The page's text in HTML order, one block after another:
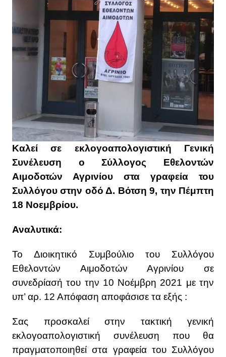
Καλεί σε εκλογοαπολογιστική Γενική
Συνέλευση ο Σύλλογος Εθελοντών
Αιμοδοτών Αγρινίου στα γραφεία του
Συλλόγου στην οδό Δ. Βότση 9, την Πέμπτη
18 Νοεμβρίου.
Αναλυτικά:
Το Διοικητικό Συμβούλιο του Συλλόγου
Εθελοντών Αιμοδοτών Αγρινίου σε
συνεδρίασή του την 10 Νοέμβρη 2021 με την
υπ’ αρ. 12 Απόφαση αποφάσισε τα εξής :
Σας προσκαλεί στην τακτική γενική
εκλογοαπολογιστική συνέλευση που θα
πραγματοποιηθεί στα γραφεία του Συλλόγου